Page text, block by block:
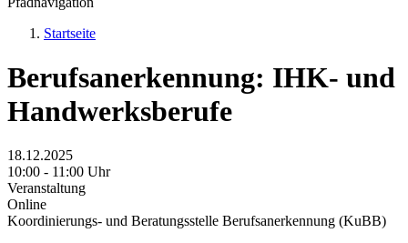
Startseite
Berufsanerkennung: IHK- und
Handwerksberufe
18.12.2025
10:00 - 11:00 Uhr
Veranstaltung
Online
Koordinierungs- und Beratungsstelle Berufsanerkennung (KuBB)